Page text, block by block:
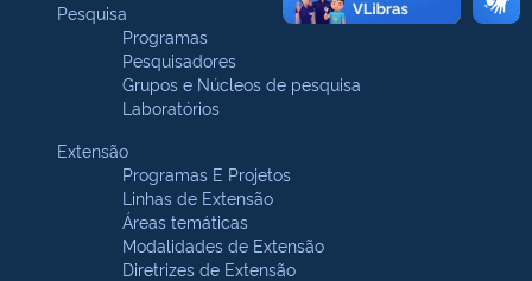
Pesquisa
Programas
Pesquisadores
Grupos e Núcleos de pesquisa
Laboratórios
Extensão
Programas E Projetos
Linhas de Extensão
Áreas temáticas
Modalidades de Extensão
Diretrizes de Extensão